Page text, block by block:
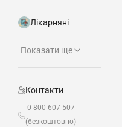
Лікарняні
Показати ще
Контакти
0 800 607 507
(безкоштовно)